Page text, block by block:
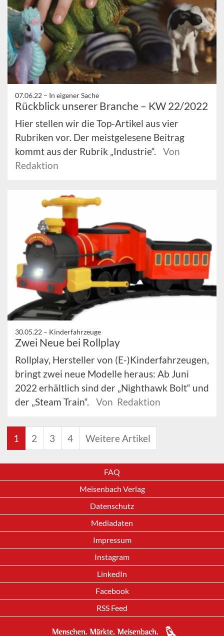
07.06.22 – In eigener Sache
Rückblick unserer Branche – KW 22/2022
Hier stellen wir die Top-Artikel aus vier
Rubriken vor. Der meistgelesene Beitrag
kommt aus der Rubrik „Industrie“.
Von
Redaktion
30.05.22 – Kinderfahrzeuge
Zwei Neue bei Rollplay
Rollplay, Hersteller von (E-)Kinderfahrzeugen,
bringt zwei neue Modelle heraus: Ab Juni
2022 erhältlich sind der „Nighthawk Bolt“ und
der „Steam Train“.
Von Redaktion
1 2 3 4 Weitere Artikel
FAQ
Meisenbach Verlag
Datenschutz
Mediadaten
Impressum
Instagram
LinkedIn
Facebook
RSS Feed